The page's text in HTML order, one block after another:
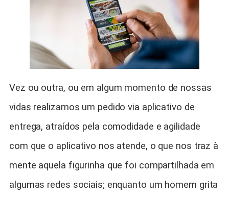
Vez ou outra, ou em algum momento de nossas
vidas realizamos um pedido via aplicativo de
entrega, atraídos pela comodidade e agilidade
com que o aplicativo nos atende, o que nos traz à
mente aquela figurinha que foi compartilhada em
algumas redes sociais; enquanto um homem grita